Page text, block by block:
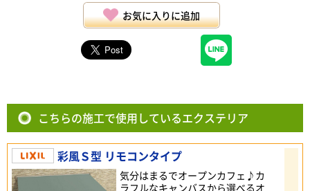
お気に入りに追加
こちらの施工で使用しているエクステリア
彩風Ｓ型 リモコンタイプ
気分はまるでオープンカフェ♪カ
ラフルなキャンバスから選べるオ